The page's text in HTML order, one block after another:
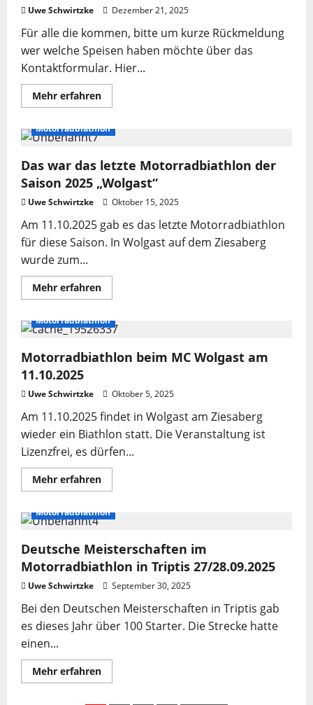
Uwe Schwirtzke Dezember 21, 2025
Für alle die kommen, bitte um kurze Rückmeldung
wer welche Speisen haben möchte über das
Kontaktformular. Hier...
Mehr erfahrenMehr
Informationen
Landes
Motorrad
–
Biathlon
der
Landesgruppe
Motorradbiathlon
Das war das letzte Motorradbiathlon der
Saison 2025 „Wolgast“
Uwe Schwirtzke Oktober 15, 2025
Am 11.10.2025 gab es das letzte Motorradbiathlon
für diese Saison. In Wolgast auf dem Ziesaberg
wurde zum...
Mehr erfahrenMehr
Informationen
war
das
Motorradbiathlon
der
„Wolgast“
Motorradbiathlon
Motorradbiathlon beim MC Wolgast am
11.10.2025
Uwe Schwirtzke Oktober 5, 2025
Am 11.10.2025 findet in Wolgast am Ziesaberg
wieder ein Biathlon statt. Die Veranstaltung ist
Lizenzfrei, es dürfen...
Mehr erfahrenMehr
Informationen
beim
am
11.10.2025
Motorradbiathlon
Deutsche Meisterschaften im
Motorradbiathlon in Triptis 27/28.09.2025
Uwe Schwirtzke September 30, 2025
Bei den Deutschen Meisterschaften in Triptis gab
es dieses Jahr über 100 Starter. Die Strecke hatte
einen...
Mehr erfahrenMehr
Informationen